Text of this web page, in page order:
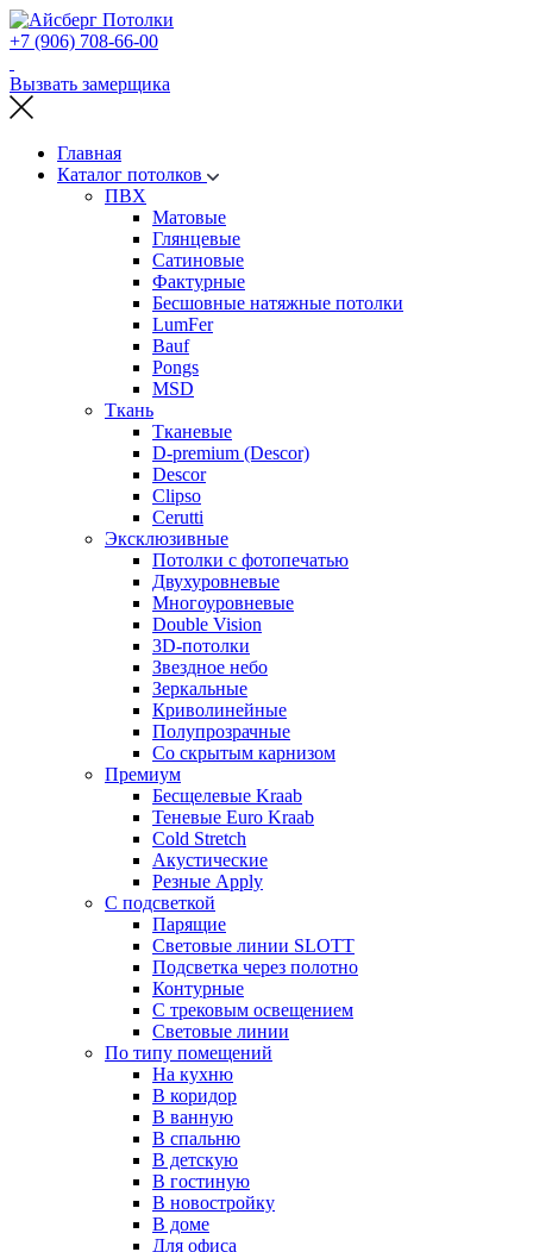
+7 (906) 708-66-00
Вызвать замерщика
Главная
Каталог потолков
ПВХ
Матовые
Глянцевые
Сатиновые
Фактурные
Бесшовные натяжные потолки
LumFer
Bauf
Pongs
MSD
Ткань
Тканевые
D-premium (Descor)
Descor
Clipso
Cerutti
Эксклюзивные
Потолки с фотопечатью
Двухуровневые
Многоуровневые
Double Vision
3D-потолки
Звездное небо
Зеркальные
Криволинейные
Полупрозрачные
Со скрытым карнизом
Премиум
Бесщелевые Kraab
Теневые Euro Kraab
Cold Stretch
Акустические
Резные Apply
С подсветкой
Парящие
Световые линии SLOTT
Подсветка через полотно
Контурные
С трековым освещением
Световые линии
По типу помещений
На кухню
В коридор
В ванную
В спальню
В детскую
В гостиную
В новостройку
В доме
Для офиса